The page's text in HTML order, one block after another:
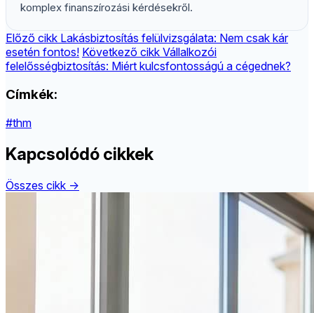
komplex finanszírozási kérdésekről.
Előző cikk Lakásbiztosítás felülvizsgálata: Nem csak kár
esetén fontos! Következő cikk Vállalkozói
felelősségbiztosítás: Miért kulcsfontosságú a cégednek?
Címkék:
#thm
Kapcsolódó cikkek
Összes cikk →